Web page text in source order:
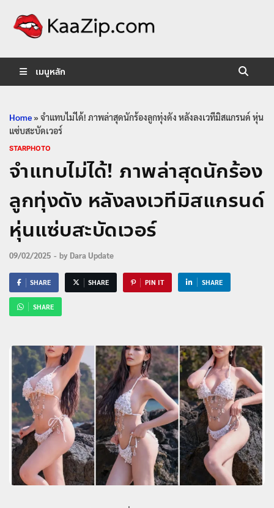
เมนูหลัก
Home»จำแทบไม่ได้! ภาพล่าสุดนักร้องลูกทุ่งดัง หลังลงเวทีมิสแกรนด์ หุ่น
แซ่บสะบัดเวอร์
STARPHOTO
จำแทบไม่ได้! ภาพล่าสุดนักร้อง
ลูกทุ่งดัง หลังลงเวทีมิสแกรนด์
หุ่นแซ่บสะบัดเวอร์
09/02/2025 - by Dara Update
SHARE SHARE PIN IT SHARE
SHARE